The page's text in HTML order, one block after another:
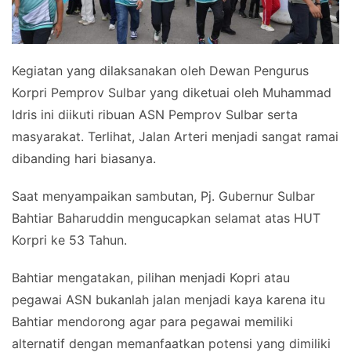
Kegiatan yang dilaksanakan oleh Dewan Pengurus
Korpri Pemprov Sulbar yang diketuai oleh Muhammad
Idris ini diikuti ribuan ASN Pemprov Sulbar serta
masyarakat. Terlihat, Jalan Arteri menjadi sangat ramai
dibanding hari biasanya.
Saat menyampaikan sambutan, Pj. Gubernur Sulbar
Bahtiar Baharuddin mengucapkan selamat atas HUT
Korpri ke 53 Tahun.
Bahtiar mengatakan, pilihan menjadi Kopri atau
pegawai ASN bukanlah jalan menjadi kaya karena itu
Bahtiar mendorong agar para pegawai memiliki
alternatif dengan memanfaatkan potensi yang dimiliki